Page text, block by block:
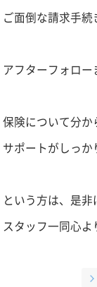
ご面倒な請求手続
アフターフォロー
保険について分か
サポートがしっか
という方は、是
スタッフ一同心